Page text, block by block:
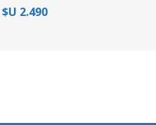
$U 2.490